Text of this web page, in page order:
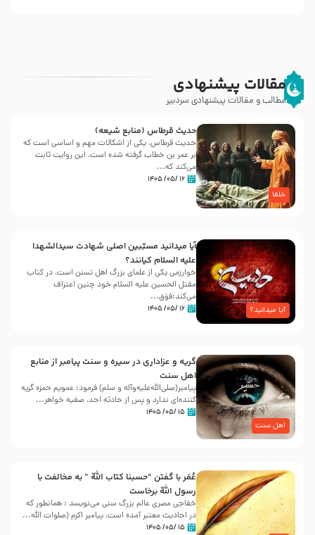
مقالات پیشنهادی
مطالب و مقالات پیشنهادی سردبیر
خلفا
حدیث قرطاس (منابع شیعه)
حدیث قرطاس، یکی از اشکالات مهم و اساسی است که
بر عمر بن خطاب گرفته شده است، این روایت ثابت
می‌کند که...
۱۶ /۰۵/ ۱۴۰۵
آیا میدانید؟
آیا میدانید مسبّبین اصلی شهادت سیدالشهدا
علیه ‌السلام کیانند؟
خوارزمی یکی از علمای بزرگ اهل تسنن است، در کتاب
مقتل الحسین علیه ‌السلام خود چنین اعتراف
می‌کند:فوَق...
۱۶ /۰۵/ ۱۴۰۵
اهل سنت
گریه و عزاداری در سیره و سنت پیامبر از منابع
اهل سنت
پیامبر(صلی‌الله‌علیه‌وآله و سلم) فرمود: عمویم حمزه گریه
کننده‌ای ندارد و پس از حادثه احد، صفیه خواهر...
۱۵ /۰۵/ ۱۴۰۵
عُمَر با گفتن “حسبنا كتاب اللّه ” به مخالفت با
رسول اللّه برخاست
خفاجی مصری عالم بزرگ سنی می‌نویسد : همانطور که
در احادیث معتبر آمده است، پیامبر اکرم (صلوات اللّه...
۱۵ /۰۵/ ۱۴۰۵